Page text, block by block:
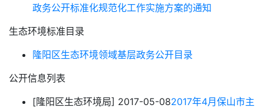
政务公开标准化规范化工作实施方案的通知
生态环境标准目录
隆阳区生态环境领域基层政务公开目录
公开信息列表
[隆阳区生态环境局] 2017-05-082017年4月保山市主